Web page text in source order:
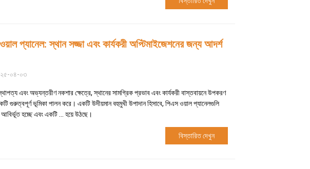
প্যানেল: স্থান সজ্জা এবং কার্যকরী অপ্টিমাইজেশনের জন্য আদর্শ
০৪-০৩
এবং অভ্যন্তরীণ নকশার ক্ষেত্রে, স্থানের সামগ্রিক প্রভাব এবং কার্যকরী বাস্তবায়নে উপকরণ
গুরুত্বপূর্ণ ভূমিকা পালন করে। একটি উদীয়মান বহুমুখী উপাদান হিসাবে, পিএস ওয়াল প্যানেলগুলি
আবির্ভূত হচ্ছে এবং একটি ... হয়ে উঠছে।
বিস্তারিত দেখুন